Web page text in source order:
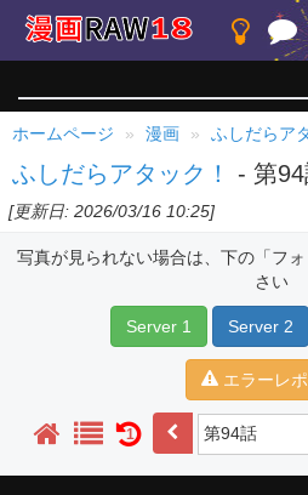
ホームページ 漫画 ふしだらア
ふしだらアタック！ - 第
[更新日: 2026/03/16 10:25]
写真が見られない場合は、下の「フ
さい
Server 1 Server 2
エラーレ
1